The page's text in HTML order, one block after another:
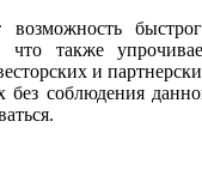
также
и
без соблюдения